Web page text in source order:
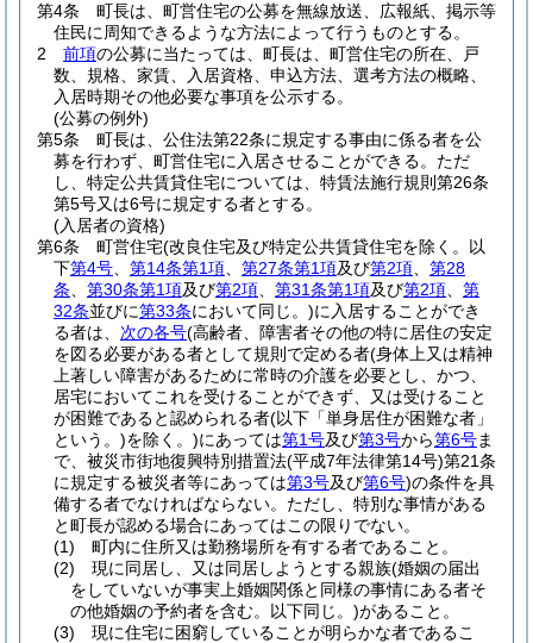
第4条
町長は、町営住宅の公募を無線放送、広報紙、掲示等
住民に周知できるような方法によって行うものとする。
2
前項の公募に当たっては、町長は、町営住宅の所在、戸
数、規格、家賃、入居資格、申込方法、選考方法の概略、
入居時期その他必要な事項を公示する。
(公募の例外)
第5条
町長は、公住法第22条に規定する事由に係る者を公
募を行わず、町営住宅に入居させることができる。 ただ
し、特定公共賃貸住宅については、特賃法施行規則第26条
第5号又は6号に規定する者とする。
(入居者の資格)
第6条
町営住宅(改良住宅及び特定公共賃貸住宅を除く。以
下第4号 第14条第1項 第27条第1項及び第2項
第28
条
第30条第1項及び第2項 第31条第1項及び第2項
第
32条並びに第33条において同じ。)に入居することができ
る者は、 次の各号(高齢者、障害者その他の特に居住の安定
を図る必要がある者として規則で定める者(身体上又は精神
上著しい障害があるために常時の介護を必要とし、かつ、
居宅においてこれを受けることができず、又は受けること
が困難であると認められる者(以下「単身居住が困難な者」
という。)を除く。)にあっては第1号及び第3号から第6号ま
で、被災市街地復興特別措置法(平成7年法律第14号)第21条
に規定する被災者等にあっては第3号及び第6号)の条件を具
備する者でなければならない。 ただし、特別な事情がある
と町長が認める場合にあってはこの限りでない。
(1)
町内に住所又は勤務場所を有する者であること。
(2)
現に同居し、又は同居しようとする親族(婚姻の届出
をしていないが事実上婚姻関係と同様の事情にある者そ
の他婚姻の予約者を含む。以下同じ。)があること。
(3)
現に住宅に困窮していることが明らかな者であるこ